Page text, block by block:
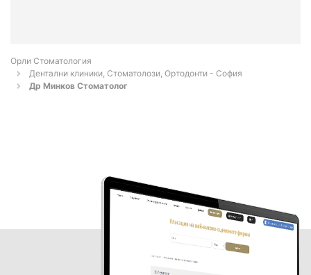
Орли Стоматология
Дентални клиники, Стоматолози, Ортодонти - София
Др Минков Стоматолог